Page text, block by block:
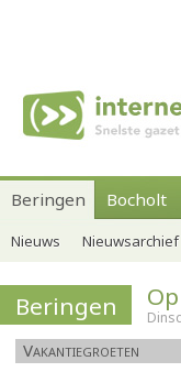
Beringen Bocholt
Nieuws Nieuwsarchief
Beringen
Vakantiegroeten